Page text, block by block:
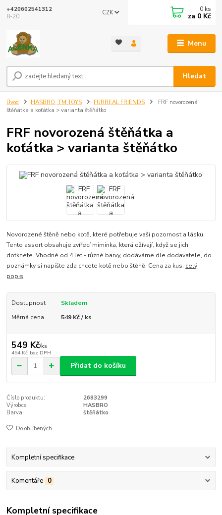
Menu
CZK
Hledat
+420602541312
8-20
0 ks
za 0 Kč
Úvod HASBRO, TM TOYS FURREAL FRIENDS
FRF novorozená
štěňátka a koťátka > varianta štěňátko
FRF novorozená štěňátka a
koťátka > varianta štěňátko
Novorozené štěně nebo kotě, které potřebuje vaši pozornost a lásku.
Tento assort obsahuje zvířecí miminka, která ožívají, když se jich
dotknete. Vhodné od 4 let - různé barvy, dodáváme dle dodavatele, do
poznámky si napište zda chcete kotě nebo štěně. Cena za kus. celý
popis
Dostupnost
Skladem
Měrná cena
549 Kč / ks
549 Kč/ks
454 Kč bez DPH
Přidat do košíku
Číslo produktu:
2683299
Výrobce:
HASBRO
Barva:
štěňátko
Do oblíbených
Kompletní specifikace
Komentáře 0
Kompletní specifikace